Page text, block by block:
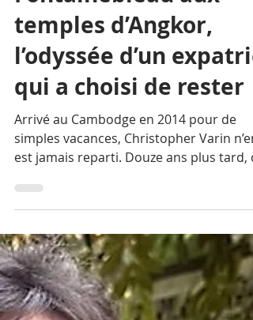
Fontainebleau aux
temples d’Angkor,
l’odyssée d’un expatrié
qui a choisi de rester
Arrivé au Cambodge en 2014 pour de
est jamais reparti. Douze ans plus tard,
Franco-Britannique originaire de
Fontainebleau pilote le développement
commercial de Confluences ainsi que le
musée immersif à Siem Reap tout en
représentant plusieurs marques
européennes sur un marché en pleine